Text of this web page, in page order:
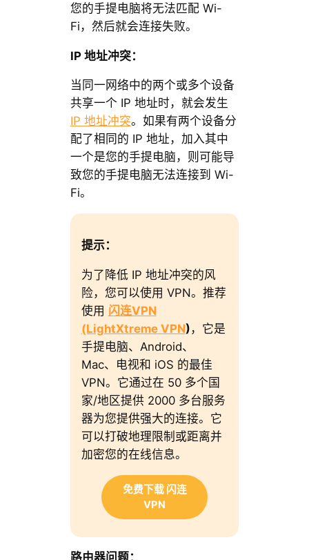
您的手提电脑将无法匹配 Wi-
Fi，然后就会连接失败。
IP 地址冲突：
当同一网络中的两个或多个设备
共享一个 IP 地址时，就会发生
IP 地址冲突。如果有两个设备分
配了相同的 IP 地址，加入其中
一个是您的手提电脑，则可能导
致您的手提电脑无法连接到 Wi-
Fi。
提示：
为了降低 IP 地址冲突的风
险，您可以使用 VPN。推荐
使用 闪连VPN
(LightXtreme VPN) ，它是
手提电脑、Android、
Mac、电视和 iOS 的最佳
VPN。它通过在 50 多个国
家/地区提供 2000 多台服务
器为您提供强大的连接。它
可以打破地理限制或距离并
加密您的在线信息。
免费下载 闪连
VPN